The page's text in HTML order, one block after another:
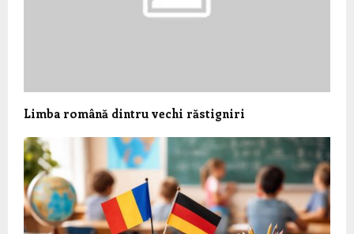
Limba română dintru vechi răstigniri